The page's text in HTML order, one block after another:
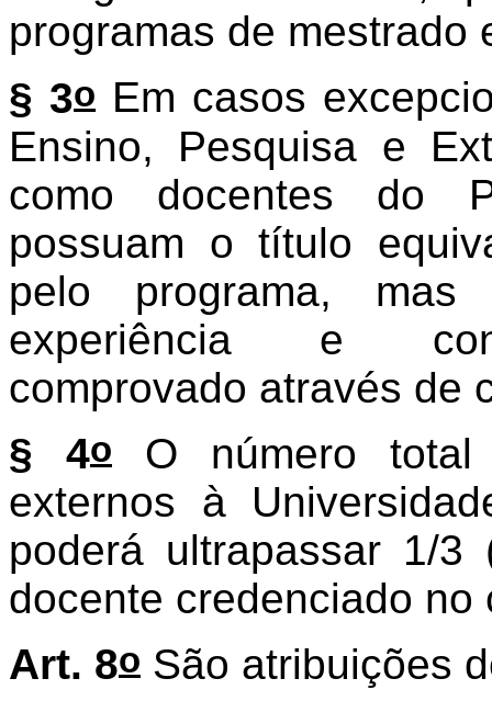
programas de mestrado
§ 3o Em casos
Ensino, Pesquisa e
como docentes do
possuam o título
pelo programa,
experiência e
comprovado através de
§ 4o
O número total
externos à
poderá ultrapassar 1/
docente credenciado no
Art. 8o São atribuições